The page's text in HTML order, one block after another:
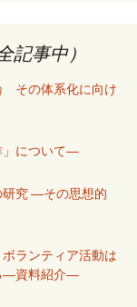
記事中）
その体系化に向け
」について―
究 ―その思想的
ボランティア活動は
―資料紹介―